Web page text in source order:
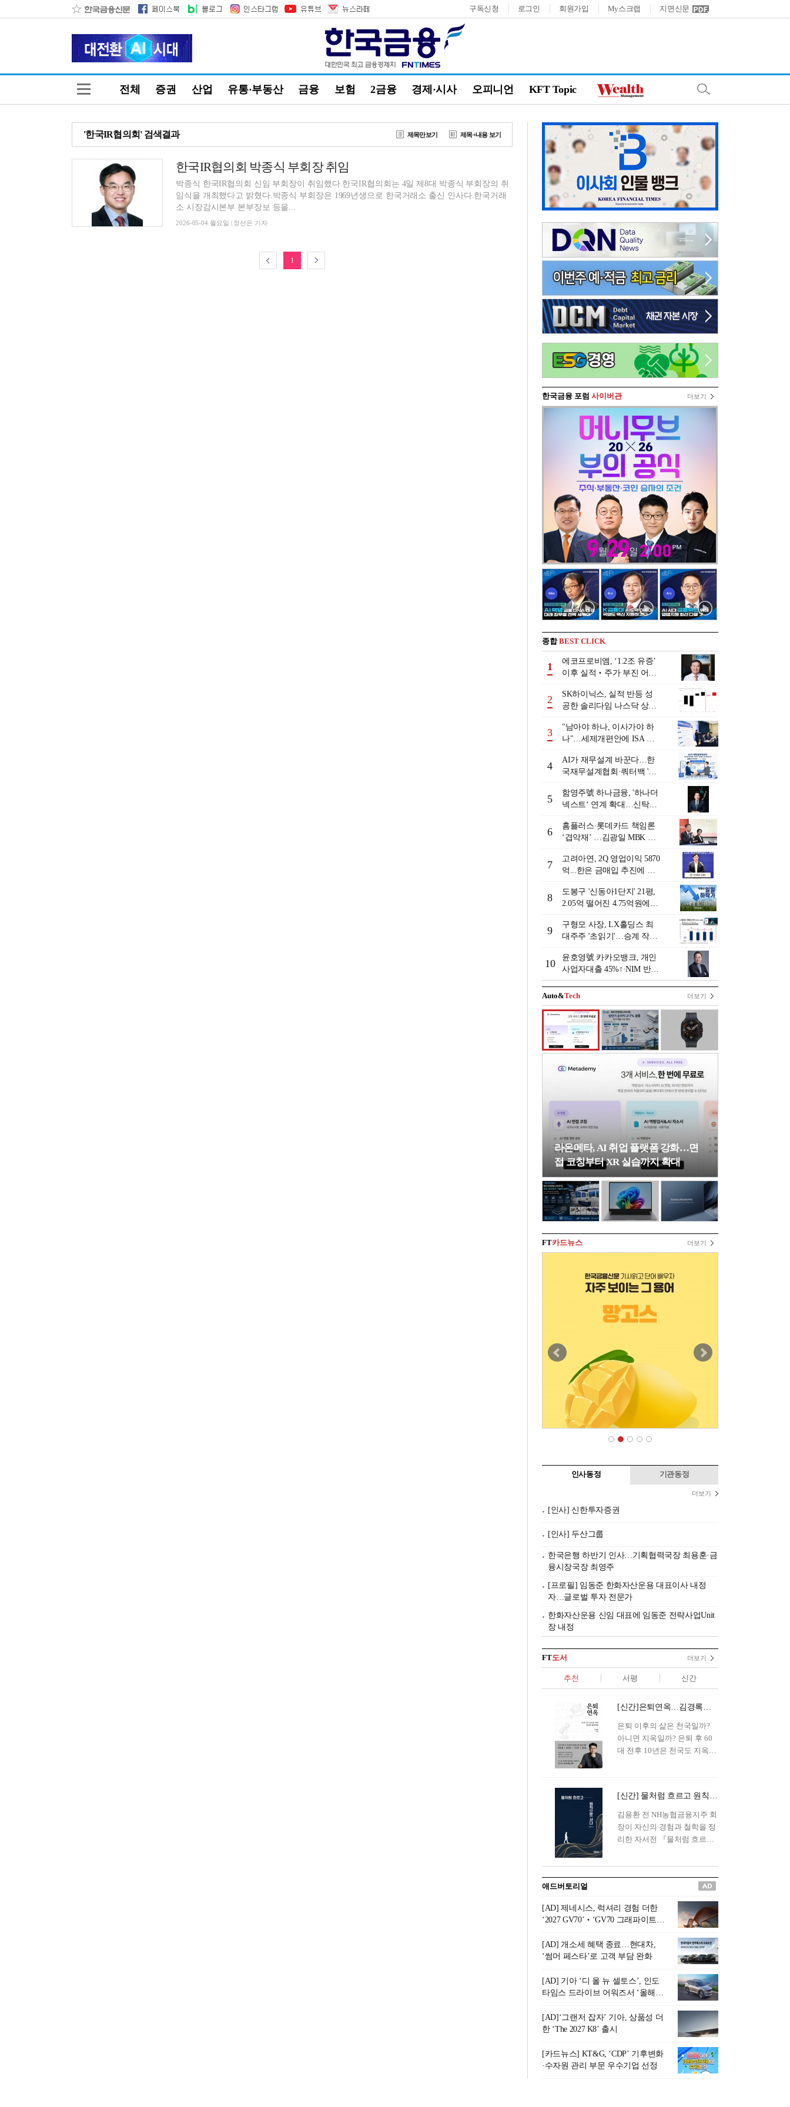
구독신청 로그인 회원가입 My스크랩 지면신문
전체 증권 산업 유통·부동산 금융 보험 2금융 경제·시사 오피니언 KFT Topic
'한국IR협의회' 검색결과 제목만보기 제목+내용 보기
한국IR협의회 박종식 부회장 취임
박종식 한국IR협의회 신임 부회장이 취임했다.한국IR협의회는 4일 제8대 박종식 부회장의 취
임식을 개최했다고 밝혔다.박종식 부회장은 1969년생으로 한국거래소 출신 인사다.한국거래
소 시장감시본부 본부장보 등을...
2026-05-04 월요일 | 정선은 기자
1
한국금융 포럼 사이버관 더보기
종합BEST CLICK
1
에코프로비엠, ‘1.2조 유증’
이후 실적‧주가 부진 어쩌
2
SK하이닉스, 실적 반등 성
공한 솔리다임 나스닥 상장
3
"남아야 하나, 이사가야 하
나"…세제개편안에 ISA 투
4
AI가 재무설계 바꾼다…한
국재무설계협회·쿼터백 '베
5
함영주號 하나금융, '하나더
넥스트‘ 연계 확대…신탁수
니어 비즈니스 돋보기]
6
홈플러스·롯데카드 책임론
‘겹악재’ …김광일 MBK 부
7
고려아연, 2Q 영업이익 5870
억...한은 금매입 추진에 주
8
도봉구 '신동아1단지' 21평,
2.05억 떨어진 4.75억원에
9
구형모 사장, LX홀딩스 최
대주주 '초읽기'…승계 작업
10
윤호영號 카카오뱅크, 개인
사업자대출 45%↑·NIM 반
등…플랫폼 수익화 '과제' [2
026 금융사 상반기 실적]
Auto&Tech 더보기
라온메타, AI 취업 플랫폼 강화…면
접 코칭부터 XR 실습까지 확대
FT카드뉴스 더보기
인사동정 기관동정
더보기
[인사] 신한투자증권
[인사] 두산그룹
한국은행 하반기 인사…기획협력국장 최용훈·금
융시장국장 최영주
[프로필] 임동준 한화자산운용 대표이사 내정
자…글로벌 투자 전문가
한화자산운용 신임 대표에 임동준 전략사업Unit
장 내정
FT도서 더보기
추천 서평 신간
[신간]은퇴연옥…김경록의 은퇴 후 삶의 나침반
은퇴 이후의 삶은 천국일까?
아니면 지옥일까? 은퇴 후 60
대 전후 10년은 천국도 지옥도
은퇴 설계를 가이드해 온 김경
록 옵투스자산운용의 고문이
신간 『은퇴연옥』을 내놓았
다.단테는 지옥을 '모든 희망을
록 고문은 새로운 시각을 제시
0년의 과도기는 지옥이 아니라
정화와 성장의 공간인 ‘은퇴연
옥(Purgatory)’이라는 것이다.
연옥은 고통스럽지만 끝이 있
으며, 준비를 통해 천국으로 나
아갈 수 있는 희망의 장소라고
말한
[신간] 물처럼 흐르고 원칙으로 서다…김용환의 통찰을 담다
김용환 전 NH농협금융지주 회
장이 자신의 경험과 철학을 정
리한 자서전 『물처럼 흐르고
통 관료 출신으로 한국 금융의
주요 변곡점마다 중요한 역할
을 하고 금융 경영인으로서 큰
족적을 남긴 김 전 회장이 후배
세대에게 전하는 삶의 조언을
담은 인생 노트다.『물처럼 흐
르고 원칙으로 서다』는 단순
한 자서전을 넘어, 실패를 두려
워하지 않는 용기와 자신에 대
한 믿음이 어떻게 삶을 풍요롭
게 만드는지를 보여주는 지혜
의 보고로 평가된다.김용환 전
회장은 “인생의 목표가 크더라
도 조급해하지 말고 작은 것부
터 하나 하나 성취해 나가
라”고 조언한다. 뼈아픈 실패
조차 성공의 뼈대가 된다는 긍
애드버토리얼
[AD] 제네시스, 럭셔리 경험 더한
‘2027 GV70’‧‘GV70 그래파이트’
[AD] 개소세 혜택 종료…현대차,
‘썸머 페스타’로 고객 부담 완화
[AD] 기아 ‘디 올 뉴 셀토스’, 인도
타임스 드라이브 어워즈서 ‘올해의
[AD]‘그랜저 잡자’ 기아, 상품성 더
한 ‘The 2027 K8’ 출시
[카드뉴스] KT&G, ‘CDP’ 기후변화
·수자원 관리 부문 우수기업 선정